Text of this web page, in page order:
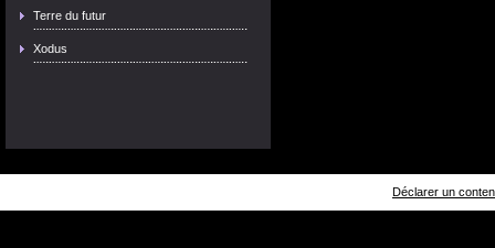
Terre du futur
Xodus
Déclarer un